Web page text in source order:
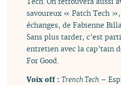
savoureux « Patch Tech
échanges, de Fabienne
Sans plus tarder, c’est
entretien avec la cap’tain
For Good.
Voix off :Trench Tech –